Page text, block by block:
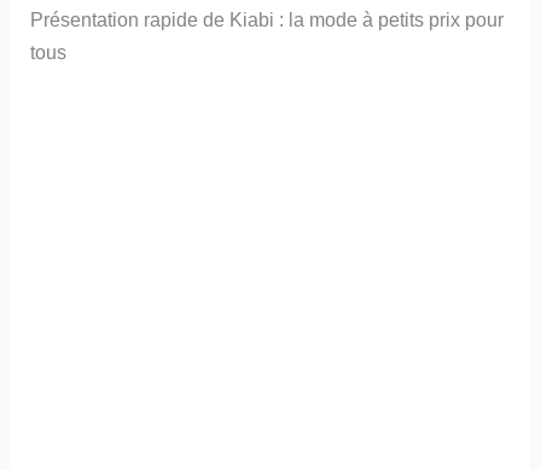
Présentation rapide de Kiabi : la mode à petits prix pour
tous